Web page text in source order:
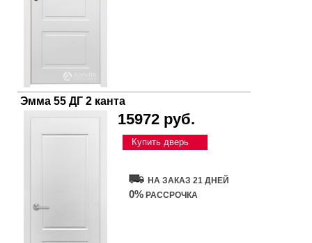
Эмма 55 ДГ 2 канта
15972 руб.
Купить дверь
НА ЗАКАЗ 21 ДНЕЙ
0% РАССРОЧКА